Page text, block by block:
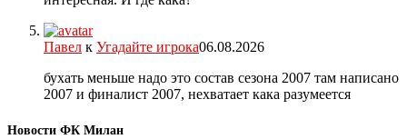
Павел к Угадайте игрока06.08.2026
бухать меньше надо это состав сезона 2007 там написано
2007 и финалист 2007, нехватает кака разумеется
Новости ФК Милан